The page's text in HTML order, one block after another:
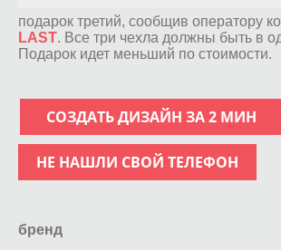
подарок третий, сообщив оператору
LAST. Все три чехла должны быть в
Подарок идет меньший по стоимости.
СОЗДАТЬ ДИЗАЙН ЗА 2 МИН
НЕ НАШЛИ СВОЙ ТЕЛЕФОН
бренд